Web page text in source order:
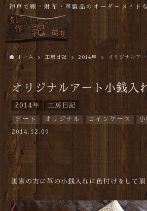
神戸で鞄・財布・革製品のオーダーメイド
ホーム 工房日記 2014年 オリジナルア
オリジナルアート小銭入
2014年 工房日記
アート オリジナル コインケース 小
2014.12.09
画家の方に革の小銭入れに色付けをして頂